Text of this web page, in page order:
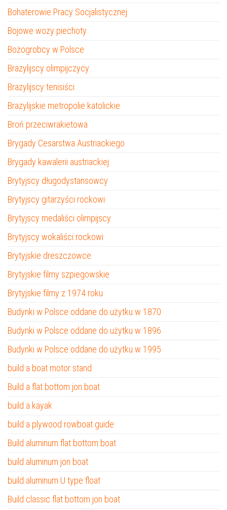
Bohaterowie Pracy Socjalistycznej
Bojowe wozy piechoty
Bożogrobcy w Polsce
Brazylijscy olimpijczycy
Brazylijscy tenisiści
Brazylijskie metropolie katolickie
Broń przeciwrakietowa
Brygady Cesarstwa Austriackiego
Brygady kawalerii austriackiej
Brytyjscy długodystansowcy
Brytyjscy gitarzyści rockowi
Brytyjscy medaliści olimpijscy
Brytyjscy wokaliści rockowi
Brytyjskie dreszczowce
Brytyjskie filmy szpiegowskie
Brytyjskie filmy z 1974 roku
Budynki w Polsce oddane do użytku w 1870
Budynki w Polsce oddane do użytku w 1896
Budynki w Polsce oddane do użytku w 1995
build a boat motor stand
Build a flat bottom jon boat
build a kayak
build a plywood rowboat guide
Build aluminum flat bottom boat
build aluminum jon boat
build aluminum U type float
Build classic flat bottom jon boat